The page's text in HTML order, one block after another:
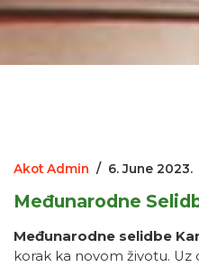
Akot Admin / 6. June 2023.
Međunarodne
Međunarodne selidbe
korak ka novom životu. Uz